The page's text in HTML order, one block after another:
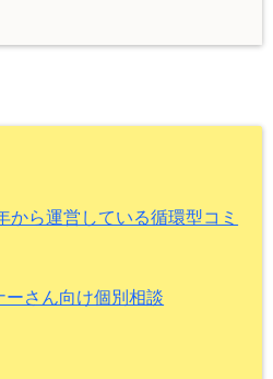
から運営している循環型コミ
さん向け個別相談